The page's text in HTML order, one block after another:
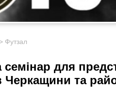
Футзал
семінар для
Черкащини та